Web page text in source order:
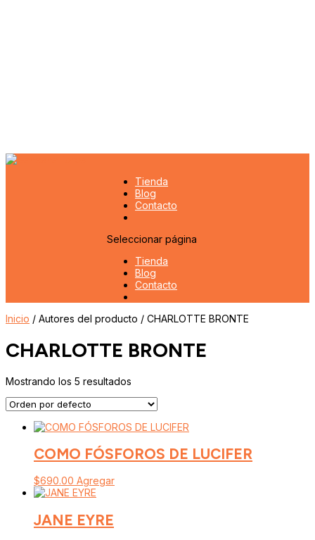
Tienda
Blog
Contacto
Seleccionar página
Tienda
Blog
Contacto
Inicio / Autores del producto / CHARLOTTE BRONTE
CHARLOTTE BRONTE
Mostrando los 5 resultados
COMO FÓSFOROS DE LUCIFER
$690.00 Agregar
JANE EYRE